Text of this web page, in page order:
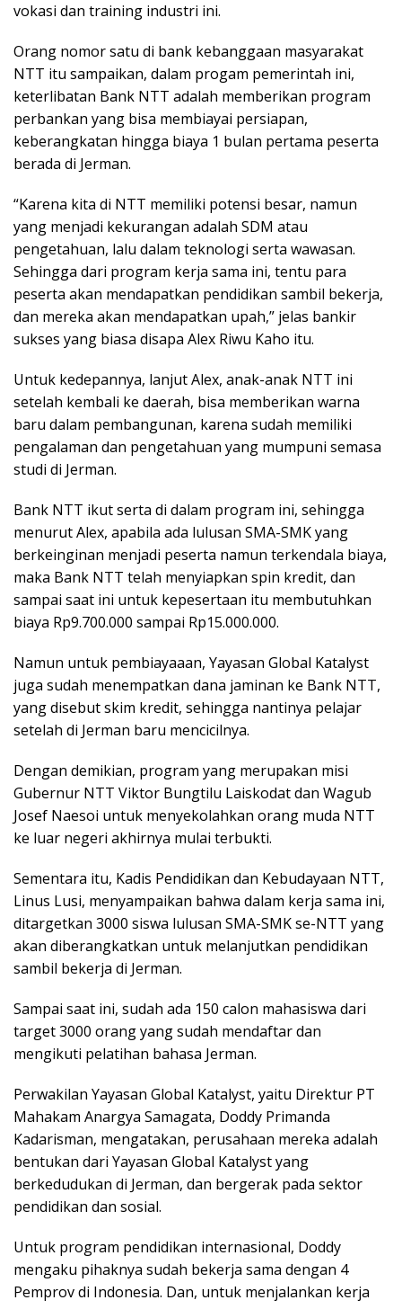
vokasi dan training industri ini.
Orang nomor satu di bank kebanggaan masyarakat
NTT itu sampaikan, dalam progam pemerintah ini,
keterlibatan Bank NTT adalah memberikan program
perbankan yang bisa membiayai persiapan,
keberangkatan hingga biaya 1 bulan pertama peserta
berada di Jerman.
“Karena kita di NTT memiliki potensi besar, namun
yang menjadi kekurangan adalah SDM atau
pengetahuan, lalu dalam teknologi serta wawasan.
Sehingga dari program kerja sama ini, tentu para
peserta akan mendapatkan pendidikan sambil bekerja,
dan mereka akan mendapatkan upah,” jelas bankir
sukses yang biasa disapa Alex Riwu Kaho itu.
Untuk kedepannya, lanjut Alex, anak-anak NTT ini
setelah kembali ke daerah, bisa memberikan warna
baru dalam pembangunan, karena sudah memiliki
pengalaman dan pengetahuan yang mumpuni semasa
studi di Jerman.
Bank NTT ikut serta di dalam program ini, sehingga
menurut Alex, apabila ada lulusan SMA-SMK yang
berkeinginan menjadi peserta namun terkendala biaya,
maka Bank NTT telah menyiapkan spin kredit, dan
sampai saat ini untuk kepesertaan itu membutuhkan
biaya Rp9.700.000 sampai Rp15.000.000.
Namun untuk pembiayaaan, Yayasan Global Katalyst
juga sudah menempatkan dana jaminan ke Bank NTT,
yang disebut skim kredit, sehingga nantinya pelajar
setelah di Jerman baru mencicilnya.
Dengan demikian, program yang merupakan misi
Gubernur NTT Viktor Bungtilu Laiskodat dan Wagub
Josef Naesoi untuk menyekolahkan orang muda NTT
ke luar negeri akhirnya mulai terbukti.
Sementara itu, Kadis Pendidikan dan Kebudayaan NTT,
Linus Lusi, menyampaikan bahwa dalam kerja sama ini,
ditargetkan 3000 siswa lulusan SMA-SMK se-NTT yang
akan diberangkatkan untuk melanjutkan pendidikan
sambil bekerja di Jerman.
Sampai saat ini, sudah ada 150 calon mahasiswa dari
target 3000 orang yang sudah mendaftar dan
mengikuti pelatihan bahasa Jerman.
Perwakilan Yayasan Global Katalyst, yaitu Direktur PT
Mahakam Anargya Samagata, Doddy Primanda
Kadarisman, mengatakan, perusahaan mereka adalah
bentukan dari Yayasan Global Katalyst yang
berkedudukan di Jerman, dan bergerak pada sektor
pendidikan dan sosial.
Untuk program pendidikan internasional, Doddy
mengaku pihaknya sudah bekerja sama dengan 4
Pemprov di Indonesia. Dan, untuk menjalankan kerja